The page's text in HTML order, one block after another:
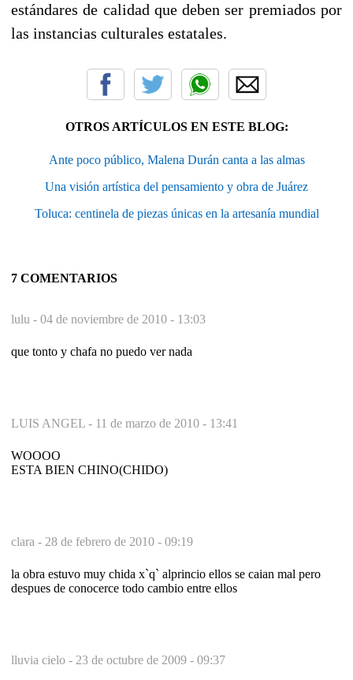
estándares de calidad que deben ser premiados por
las instancias culturales estatales.
OTROS ARTÍCULOS EN ESTE BLOG:
Ante poco público, Malena Durán canta a las almas
Una visión artística del pensamiento y obra de Juárez
Toluca: centinela de piezas únicas en la artesanía mundial
7 COMENTARIOS
lulu - 04 de noviembre de 2010 - 13:03
que tonto y chafa no puedo ver nada
LUIS ANGEL - 11 de marzo de 2010 - 13:41
WOOOO
ESTA BIEN CHINO(CHIDO)
clara - 28 de febrero de 2010 - 09:19
la obra estuvo muy chida x`q` alprincio ellos se caian mal pero
despues de conocerce todo cambio entre ellos
lluvia cielo - 23 de octubre de 2009 - 09:37